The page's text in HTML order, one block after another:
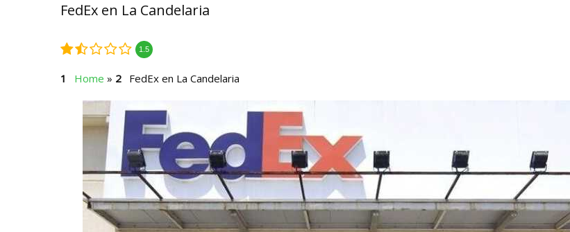
FedEx en La Candelaria
1.5
Home » FedEx en La Candelaria